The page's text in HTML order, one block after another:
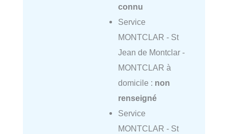
connu
Service
MONTCLAR - St
Jean de Montclar -
MONTCLAR à
domicile : non
renseigné
Service
MONTCLAR - St